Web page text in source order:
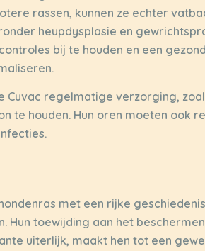
rassen, kunnen ze echter
heupdysplasie en
bij te houden en een
Cuvac regelmatige verzorging,
te houden. Hun oren moeten ook
met een rijke
Hun toewijding aan het
uiterlijk, maakt hen tot een